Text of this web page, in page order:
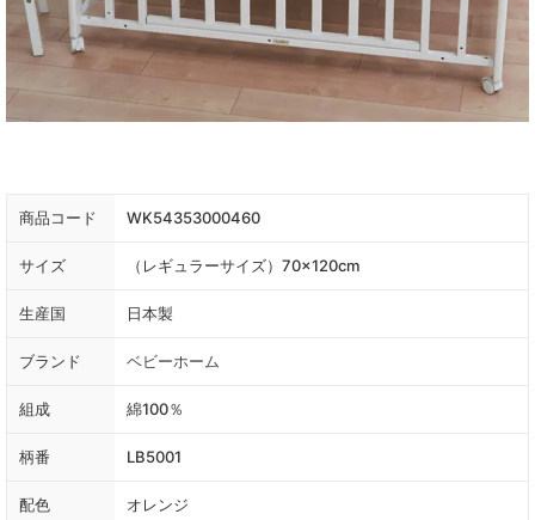
商品コード WK54353000460
サイズ （レギュラーサイズ）70×120cm
生産国 日本製
ブランド ベビーホーム
組成 綿100％
柄番 LB5001
配色 オレンジ